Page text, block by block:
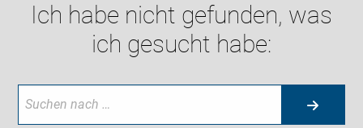
Ich habe nicht gefunden, was
ich gesucht habe: